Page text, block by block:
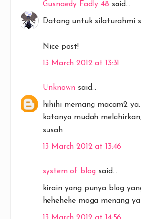
Gusnaedy Fadly 48 said...
Datang untuk silaturahmi
Nice post!
13 March 2012 at 13:31
Unknown said...
hihihi memang macam2
katanya mudah
susah
13 March 2012 at 13:46
system of blog said...
kirain yang punya blog
hehehehe moga menang ya